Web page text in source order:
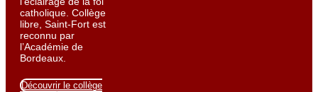
catholique. Collège
libre, Saint-Fort est
reconnu par
l’Académie de
Bordeaux.
Découvrir le collège